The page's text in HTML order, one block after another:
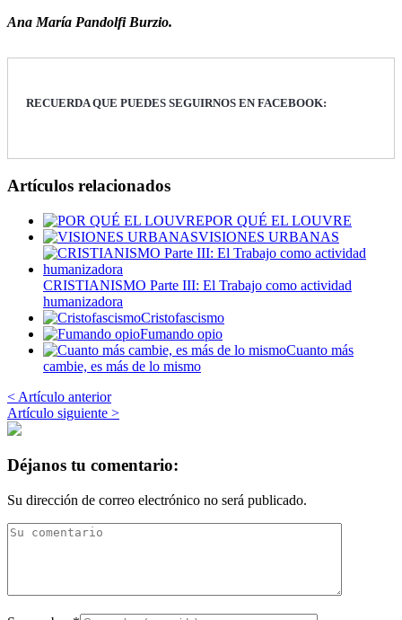
Ana María Pandolfi Burzio.
RECUERDA QUE PUEDES SEGUIRNOS EN FACEBOOK:
Artículos relacionados
POR QUÉ EL LOUVRE
VISIONES URBANAS
CRISTIANISMO Parte III: El Trabajo como actividad
humanizadora
Cristofascismo
Fumando opio
Cuanto más
cambie, es más de lo mismo
< Artículo anterior
Artículo siguiente >
Déjanos tu comentario:
Su dirección de correo electrónico no será publicado.